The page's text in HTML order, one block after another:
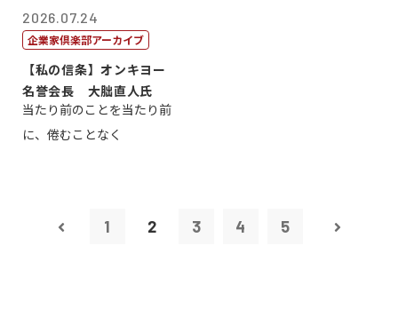
2026.07.24
企業家倶楽部アーカイブ
【私の信条】オンキヨー
名誉会長 大朏直人氏
当たり前のことを当たり前
に、倦むことなく
1 2 3 4 5